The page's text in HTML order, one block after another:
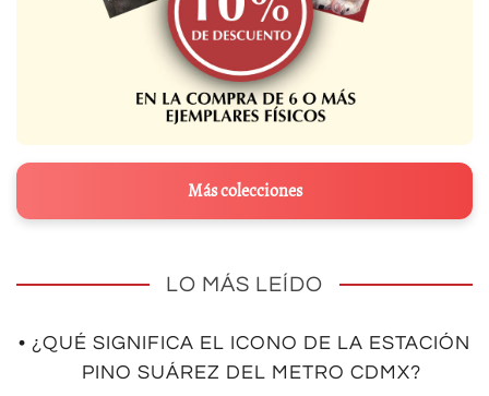
Más colecciones
LO MÁS LEÍDO
• ¿QUÉ SIGNIFICA EL ICONO DE LA ESTACIÓN
PINO SUÁREZ DEL METRO CDMX?